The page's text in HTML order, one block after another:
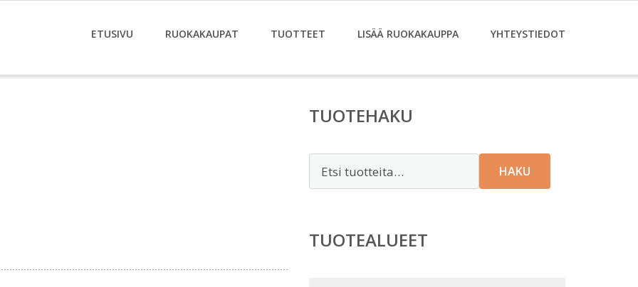
ETUSIVU RUOKAKAUPAT TUOTTEET LISÄÄ RUOKAKAUPPA YHTEYSTIEDOT
TUOTEHAKU
HAKU
TUOTEALUEET